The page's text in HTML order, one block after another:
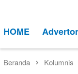
kontenMobile
HOME
Beranda Kolumnis